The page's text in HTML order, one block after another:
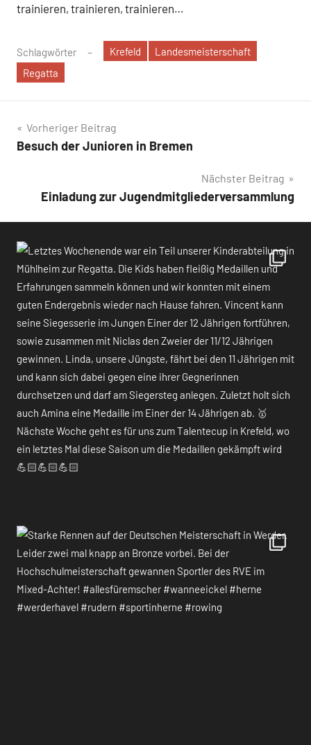
trainieren, trainieren, trainieren…
Schlagwörter Krefeld
Landesmeisterschaft
Regatta
Beitragsnavigation
Vorheriger Beitrag
Besuch der Junioren in Bremen
Nächster Beitrag
Einladung zur Jugendmitgliederversammlung